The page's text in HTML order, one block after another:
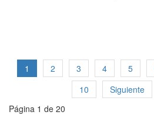
1 2 3 4 5
10
Siguiente
Página 1 de 20